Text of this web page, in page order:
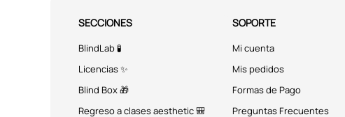
SECCIONES
BlindLab 🧪
Licencias ✨
Blind Box 🎁
Regreso a clases aesthetic 🎒
SOPORTE
Mi cuenta
Mis pedidos
Formas de Pago
Preguntas Frecuentes